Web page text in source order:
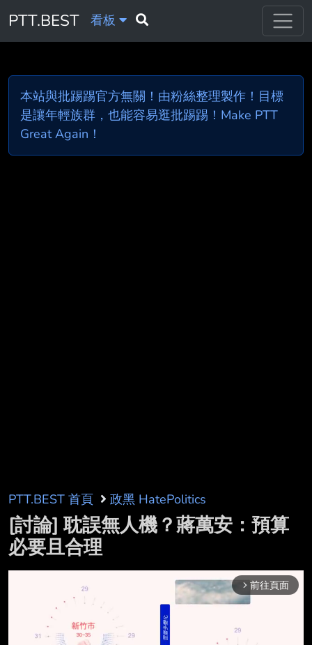
PTT.BEST 看板
本站與批踢踢官方無關！由粉絲整理製作！目標
是讓年輕族群，也能容易逛批踢踢！Make PTT
Great Again！
PTT.BEST 首頁 政黑 HatePolitics
[討論] 耽誤無人機？蔣萬安：預算
必要且合理
arrow_forward_ios 前往頁面